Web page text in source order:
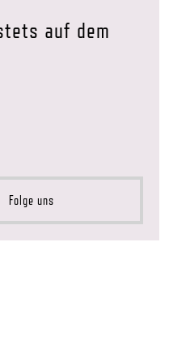
auf dem
Folge uns